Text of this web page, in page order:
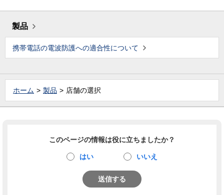
製品
携帯電話の電波防護への適合性について
ホーム 製品 店舗の選択
このページの情報は役に立ちましたか？
はい いいえ
送信する